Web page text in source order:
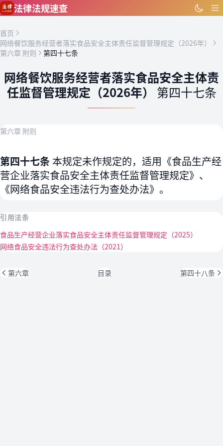
跳到主要内容
法律法规速查
首页
网络餐饮服务经营者落实食品安全主体责任监督管理规定（2026年）
第六章 附则
第四十七条
网络餐饮服务经营者落实食品安全主体责
任监督管理规定（2026年） 第四十七条
第六章 附则
第四十七条 本规定未作规定的，适用《食品生产经
营企业落实食品安全主体责任监督管理规定》、
《网络食品安全违法行为查处办法》。
引用法条
食品生产经营企业落实食品安全主体责任监督管理规定（2025）
网络食品安全违法行为查处办法（2021）
第六章 目录 第四十八条